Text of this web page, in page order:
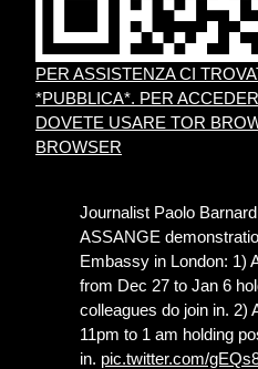
PER ASSISTENZA CI
*PUBBLICA*. PER
DOVETE USARE TOR
BROWSER
Journalist Paolo
ASSANGE
Embassy in London: 1)
from Dec 27 to Jan 6
colleagues do join in. 2)
11pm to 1 am holding
in. pic.twitter.com/